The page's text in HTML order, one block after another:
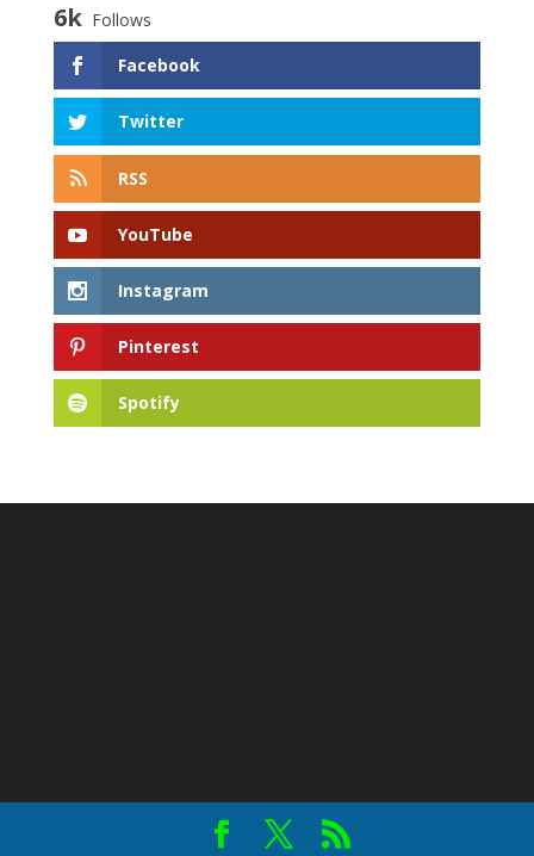
6k Follows
Facebook
Twitter
RSS
YouTube
Instagram
Pinterest
Spotify